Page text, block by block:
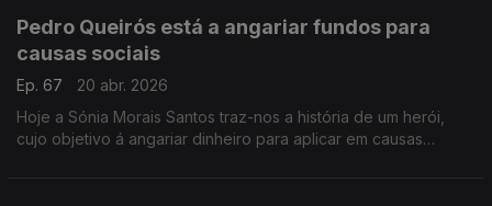
Pedro Queirós está a angariar fundos para
causas sociais
Ep. 67
20 abr. 2026
Hoje a Sónia Morais Santos traz-nos a história de um herói,
cujo objetivo á angariar dinheiro para aplicar em causas